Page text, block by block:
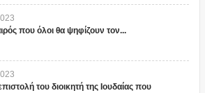
που όλοι θα ψηφίζουν τον...
του διοικητή της Ιουδαίας που